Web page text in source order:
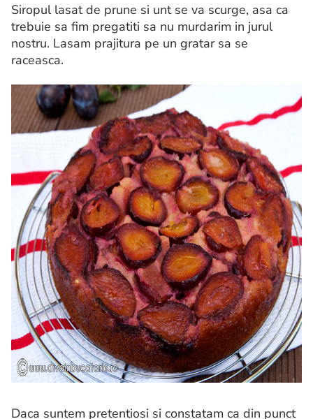
Siropul lasat de prune si unt se va scurge, asa ca
trebuie sa fim pregatiti sa nu murdarim in jurul
nostru. Lasam prajitura pe un gratar sa se
raceasca.
Daca suntem pretentiosi si constatam ca din punct